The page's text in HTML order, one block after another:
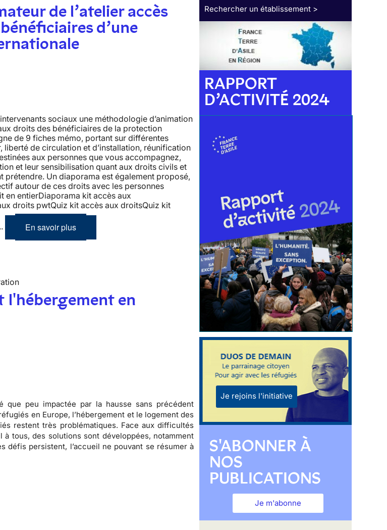
de l’atelier accès
d’une
sociaux une méthodologie d’animation
droits des bénéficiaires de la protection
de 9 fiches mémo, portant sur différentes
liberté de circulation et d’installation, réunification
aux personnes que vous accompagnez,
et leur sensibilisation quant aux droits civils et
prétendre. Un diaporama est également proposé,
autour de ces droits avec les personnes
en entierDiaporama kit accès aux
droits pwtQuiz kit accès aux droitsQuiz kit
En savoir plus
l'hébergement en
que peu impactée par la hausse sans précédent
en Europe, l’hébergement et le logement des
restent très problématiques. Face aux difficultés
à tous, des solutions sont développées, notamment
défis persistent, l’accueil ne pouvant se résumer à
Rechercher un établissement >
RAPPORT
D’ACTIVITÉ 2024
Je rejoins l'initiative
S'ABONNER À
NOS
PUBLICATIONS
Je m'abonne